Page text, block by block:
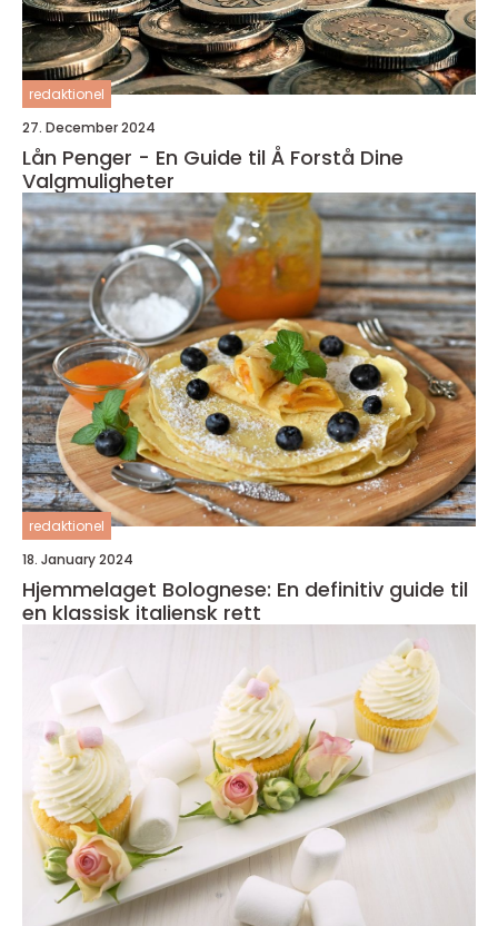
redaktionel
27. December 2024
Lån Penger - En Guide til Å Forstå Dine
Valgmuligheter
redaktionel
18. January 2024
Hjemmelaget Bolognese: En definitiv guide til
en klassisk italiensk rett